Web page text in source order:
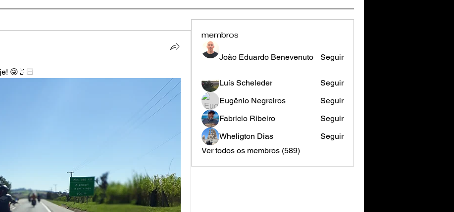
😜🤘🏻
membros
João Eduardo Benevenuto Seguir
Luís Scheleder
Seguir
Eugênio Negreiros
Seguir
Fabricio Ribeiro
Seguir
Wheligton Dias
Seguir
Ver todos os membros (589)